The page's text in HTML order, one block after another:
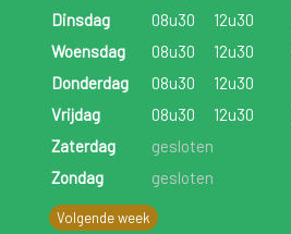
Dinsdag
08u30 12u30
Woensdag
08u30 12u30
Donderdag
08u30 12u30
Vrijdag
08u30 12u30
Zaterdag
gesloten
Zondag
gesloten
Volgende week